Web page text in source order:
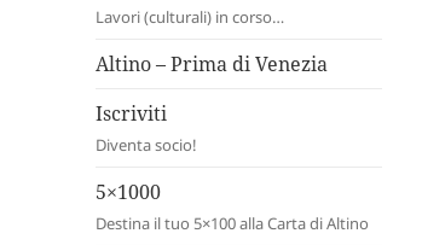
Lavori (culturali) in corso…
Altino – Prima di Venezia
Iscriviti
Diventa socio!
5×1000
Destina il tuo 5×100 alla Carta di Altino